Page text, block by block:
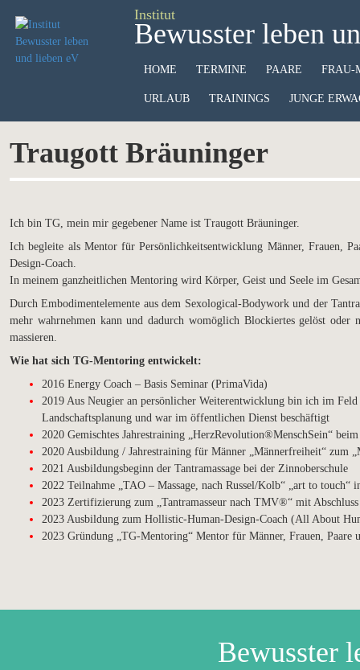
Institut
Bewusster leben
HOME TERMINE PAARE FRAU-
URLAUB TRAININGS JUNGE
Traugott Bräuninger
Ich bin TG, mein mir gegebener Name ist Traugott Bräuninger.
Ich begleite als Mentor für Persönlichkeitsentwicklung Männer, Frauen,
Design-Coach.
In meinem ganzheitlichen Mentoring wird Körper, Geist und Seele im
Durch Embodimentelemente aus dem Sexological-Bodywork und der
mehr wahrnehmen kann und dadurch womöglich Blockiertes gelöst
massieren.
Wie hat sich TG-Mentoring entwickelt:
2016 Energy Coach – Basis Seminar (PrimaVida)
2019 Aus Neugier an persönlicher Weiterentwicklung bin ich im
Landschaftsplanung und war im öffentlichen Dienst beschäftigt
2020 Gemischtes Jahrestraining „HerzRevolution®MenschSein“
2020 Ausbildung / Jahrestraining für Männer „Männerfreiheit“ zum
2021 Ausbildungsbeginn der Tantramassage bei der Zinnoberschule
2022 Teilnahme „TAO – Massage, nach Russel/Kolb“ „art to touch“
2023 Zertifizierung zum „Tantramasseur nach TMV®“ mit
2023 Ausbildung zum Hollistic-Human-Design-Coach (All About
2023 Gründung „TG-Mentoring“ Mentor für Männer, Frauen, Paare
Bewusster